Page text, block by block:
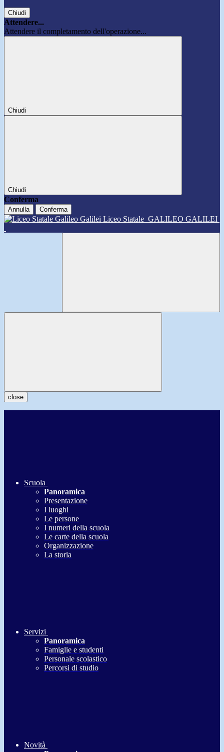
Chiudi
Attendere...
Attendere il completamento dell'operazione...
Chiudi
Chiudi
Conferma
Annulla Conferma
Liceo Statale GALILEO GALILEI
close
Scuola
Panoramica
Presentazione
I luoghi
Le persone
I numeri della scuola
Le carte della scuola
Organizzazione
La storia
Servizi
Panoramica
Famiglie e studenti
Personale scolastico
Percorsi di studio
Novità